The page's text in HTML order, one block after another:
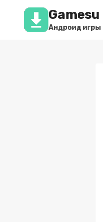
Перейти
содержимому
Gamesu
Андроид игры